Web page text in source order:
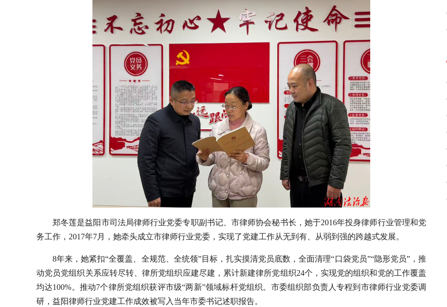
郑冬莲是益阳市司法局律师行业党委专职副书记、市律师协会秘书长，她于2016年投身律师行业管理和党
务工作，2017年7月，她牵头成立市律师行业党委，实现了党建工作从无到有、从弱到强的跨越式发展。
8年来，她紧扣“全覆盖、全规范、全统领”目标，扎实摸清党员底数，全面清理“口袋党员”“隐形党员”，推
动党员党组织关系应转尽转、律所党组织应建尽建，累计新建律所党组织24个，实现党的组织和党的工作覆盖
均达100%。推动7个律所党组织获评市级“两新”领域标杆党组织。市委组织部负责人专程到市律师行业党委调
研，益阳律师行业党建工作成效被写入当年市委书记述职报告。